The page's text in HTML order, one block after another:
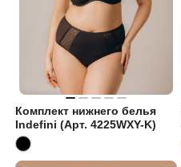
Комплект нижнего белья
Indefini (Арт. 4225WXY-K)